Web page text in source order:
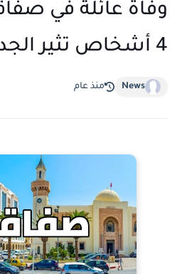
وفاة عائلة في
4 أشخاص تثير الجدل
News منذ عام